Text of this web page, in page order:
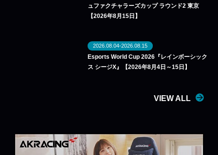
ュファクチャラーズカップ ラウンド2 東京
【2026年8月15日】
2026.08.04-2026.08.15
Esports World Cup 2026『レインボーシック
ス シージX』【2026年8月4日～15日】
VIEW ALL